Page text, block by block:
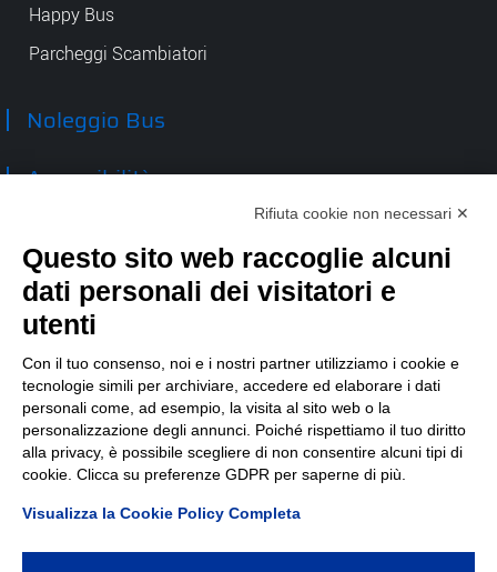
Happy Bus
Parcheggi Scambiatori
Noleggio Bus
Accessibilità
TEP spa
Via Taro 12
43125 Parma
Tel. 0521.2141
E-mail:tep@tep.pr.it
Informazioni :info@tep.pr.it
PEC:tepspa@pec.it
Rifiuta cookie non necessari ✕
Questo sito web raccoglie alcuni
dati personali dei visitatori e
utenti
Con il tuo consenso, noi e i nostri partner utilizziamo i cookie e
tecnologie simili per archiviare, accedere ed elaborare i dati
personali come, ad esempio, la visita al sito web o la
personalizzazione degli annunci. Poiché rispettiamo il tuo diritto
alla privacy, è possibile scegliere di non consentire alcuni tipi di
cookie. Clicca su preferenze GDPR per saperne di più.
Visualizza la Cookie Policy Completa